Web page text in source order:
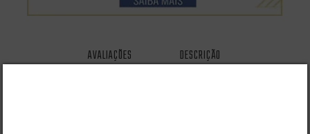
AVALIAÇÕES DESCRIÇÃO